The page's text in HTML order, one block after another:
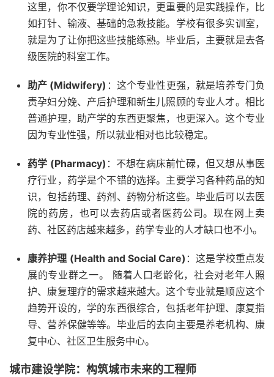
这里，你不仅要学理论知识，更重要的是实践操作，比
如打针、输液、基础的急救技能。学校有很多实训室，
就是为了让你把这些技能练熟。毕业后，主要就是去各
级医院的科室工作。
助产 (Midwifery) ：这个专业性更强，就是培养专门负
责孕妇分娩、产后护理和新生儿照顾的专业人才。相比
普通护理，助产学的东西更聚焦，也更深入。这个专业
因为专业性强，所以就业相对也比较稳定。
药学 (Pharmacy) ：不想在病床前忙碌，但又想从事医
疗行业，药学是个不错的选择。主要学习各种药品的知
识，包括药理、药剂、药物分析这些。毕业后可以去医
院的药房，也可以去药店或者医药公司。现在网上卖
药、社区药店越来越多，药学专业的人才缺口也不小。
康养护理 (Health and Social Care) ：这是学校重点发
展的专业群之一。 随着人口老龄化，社会对老年人照
护、康复理疗的需求越来越大。这个专业就是顺应这个
趋势开设的，学的东西很综合，包括老年护理、康复指
导、营养保健等等。毕业后的去向主要是养老机构、康
复中心、社区卫生服务中心。
城市建设学院：构筑城市未来的工程师